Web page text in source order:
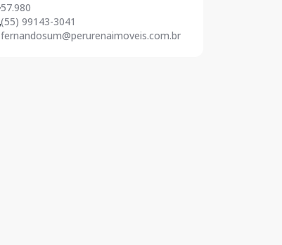
57.980
(55) 99143-3041
fernandosum@perurenaimoveis.com.br